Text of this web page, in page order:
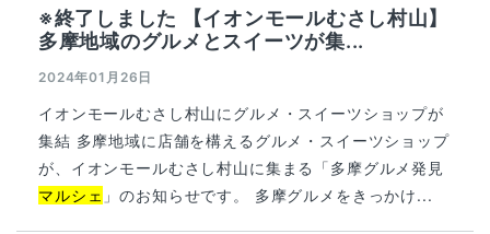
※終了しました 【イオンモールむさし村山】
多摩地域のグルメとスイーツが集...
2024年01月26日
イオンモールむさし村山にグルメ・スイーツショップが
集結 多摩地域に店舗を構えるグルメ・スイーツショップ
が、イオンモールむさし村山に集まる「多摩グルメ発見
マルシェ 」のお知らせです。 多摩グルメをきっかけ...